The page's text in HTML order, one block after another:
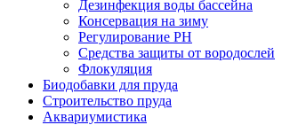
Дезинфекция воды бассейна
Консервация на зиму
Регулирование PH
Средства защиты от вородослей
Флокуляция
Биодобавки для пруда
Строительство пруда
Аквариумистика